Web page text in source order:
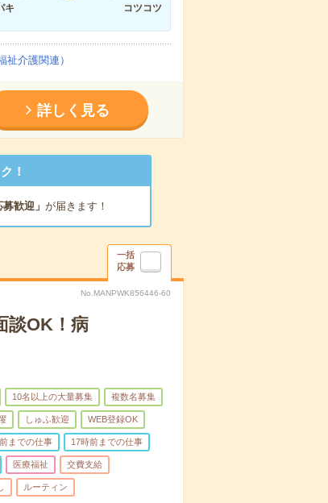
キ
コツコツ
介護関連）
詳しく見る
！
歓迎」 が届きます！
一括
応募
No.MANPWK856446-60
談OK！病
10名以上の大量募集 複数名募集
しゅふ歓迎 WEB登録OK
までの仕事 17時前までの仕事
医療福祉 交費支給
ルーティン